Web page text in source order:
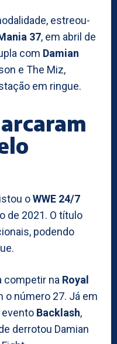
estreou-
37, em abril de
com Damian
e The Miz,
em ringue.
oWWE 24/7
de 2021. O título
podendo
competir na Royal
o número 27. Já em
evento Backlash,
derrotou Damian